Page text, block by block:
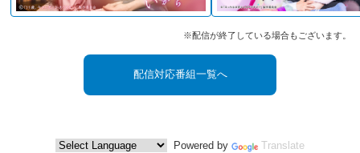
※配信が終了している場合もございます。
配信対応番組一覧へ
Powered by Translate